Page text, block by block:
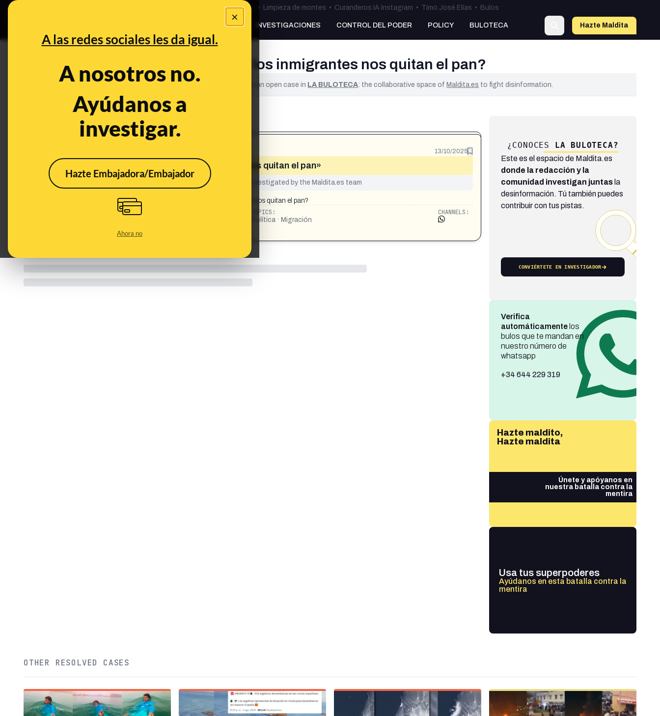
×
A las redes sociales les da igual.
A nosotros no.
Ayúdanos a
investigar.
Hazte Embajadora/Embajador
Ahora no
Bulos Ceuta • Limpieza de montes • Curanderos IA Instagram • Timo José Elías • Bulos
PREBUNKING INVESTIGACIONES CONTROL DEL PODER POLICY BULOTECA Hazte Maldita
¿Antonio Gallardo (Vox) dice que los inmigrantes nos quitan el pan?
This content has NOT yet been verified. It is an open case in LA BULOTECA: the collaborative space ofMaldita.es to fight disinformation.
13/10/2025
«Antonio Gallardo (Vox) dice que los inmigrantes nos quitan el pan»
This content has not yet been investigated by the Maldita.es team
Existe algún video donde Antonio Gallardo de Vox dice, los inmigrantes nos quitan el pan?
TOPICS:
Política · Migración
CHANNELS:
¿CONOCES LA BULOTECA?
Este es el espacio de Maldita.es
donde la redacción y la
comunidad investigan juntasla
desinformación. Tú también puedes
contribuir con tus pistas.
CONVIÉRTETE EN INVESTIGADOR
Verifica
automáticamentelos
bulos que te mandan en
nuestro número de
whatsapp
+34 644 229 319
Hazte maldito,
Hazte maldita
Únete y apóyanos en
nuestra batalla contra la
mentira
Usa tus superpoderes
Ayúdanos en esta batalla contra la
mentira
OTHER RESOLVED CASES